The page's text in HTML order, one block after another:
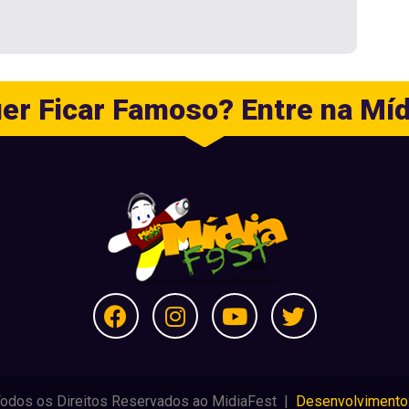
Ficar Famoso? Entre na
os Direitos Reservados ao MidiaFest |